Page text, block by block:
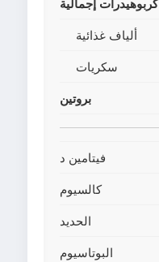
كربوهيدرات إجمالية
ألياف غذائية
سكريات
بروتين
فيتامين د
كالسيوم
الحديد
البوتاسيوم